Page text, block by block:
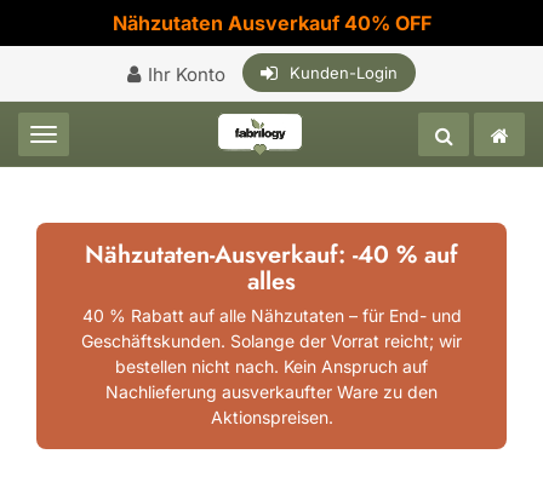
Nähzutaten Ausverkauf 40% OFF
Ihr Konto Kunden-Login
Toggle navigation
Nähzutaten-Ausverkauf: -40 % auf
alles
40 % Rabatt auf alle Nähzutaten – für End- und
Geschäftskunden. Solange der Vorrat reicht; wir
bestellen nicht nach. Kein Anspruch auf
Nachlieferung ausverkaufter Ware zu den
Aktionspreisen.